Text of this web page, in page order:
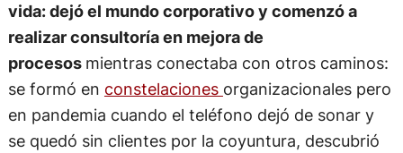
vida: dejó el mundo corporativo y comenzó a
realizar consultoría en mejora de
procesos mientras conectaba con otros caminos:
se formó en constelaciones organizacionales pero
en pandemia cuando el teléfono dejó de sonar y
se quedó sin clientes por la coyuntura, descubrió